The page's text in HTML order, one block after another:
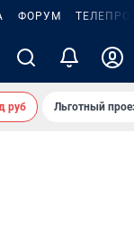
ФОРУМ
руб Льготный